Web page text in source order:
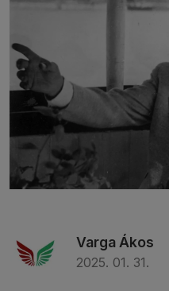
Varga Ákos
2025. 01. 31.